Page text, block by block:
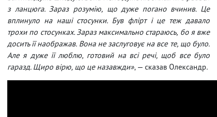
з ланцюга. Зараз розумію, що дуже погано вчинив. Це
вплинуло на наші стосунки. Був флірт і це теж давало
трохи по стосунках. Зараз максимально стараюсь, бо я вже
досить її наображав. Вона не заслуговує на все те, що було.
Але я дуже її люблю, готовий на всі речі, щоб все було
гаразд. Щиро вірю, що це назавжди», — сказав Олександр.